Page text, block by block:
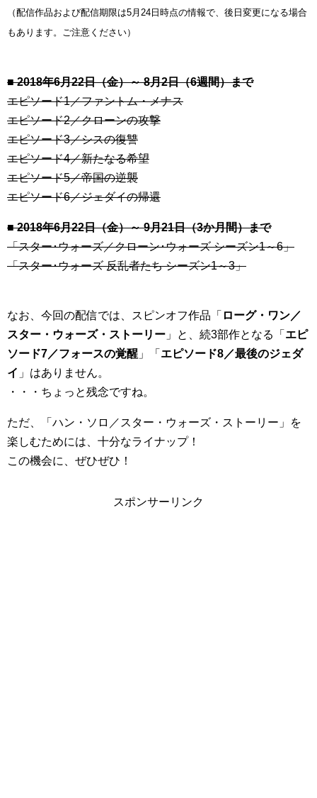
（配信作品および配信期限は5月24日時点の情報で、後日変更になる場合
もあります。ご注意ください）
■ 2018年6月22日（金）～ 8月2日（6週間）まで
エピソード1／ファントム・メナス
エピソード2／クローンの攻撃
エピソード3／シスの復讐
エピソード4／新たなる希望
エピソード5／帝国の逆襲
エピソード6／ジェダイの帰還
■ 2018年6月22日（金）～ 9月21日（3か月間）まで
「スター･ウォーズ／クローン･ウォーズ シーズン1～6」
「スター･ウォーズ 反乱者たち シーズン1～3」
なお、今回の配信では、スピンオフ作品「 ローグ・ワン／
スター・ウォーズ・ストーリー 」と、続3部作となる「 エピ
ソード7／フォースの覚醒 」「 エピソード8／最後のジェダ
イ 」はありません。
・・・ちょっと残念ですね。
ただ、「ハン・ソロ／スター・ウォーズ・ストーリー」を
楽しむためには、十分なライナップ！
この機会に、ぜひぜひ！
スポンサーリンク